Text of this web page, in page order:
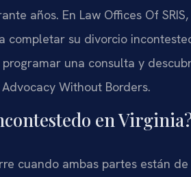
años. En Law Offices Of
completar su divorcio
una consulta y
Advocacy Without Borders.
en
cuando ambas partes están